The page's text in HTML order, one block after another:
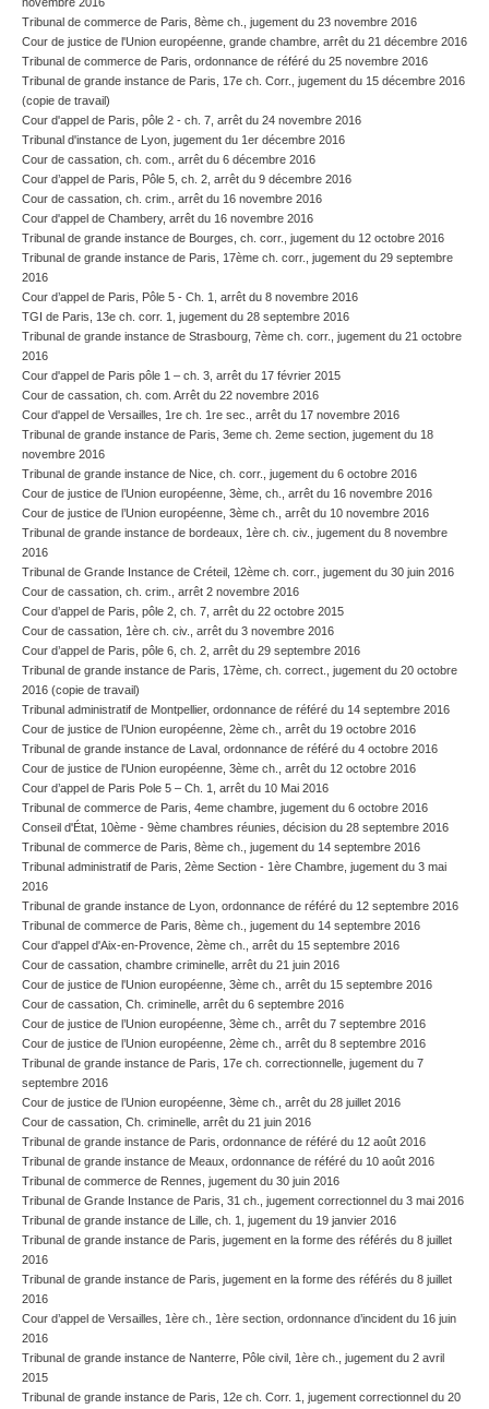
Tribunal de commerce de Paris, 8ème ch., jugement du 23 novembre 2016
Cour de justice de l'Union européenne, grande chambre, arrêt du 21 décembre 2016
Tribunal de commerce de Paris, ordonnance de référé du 25 novembre 2016
Tribunal de grande instance de Paris, 17e ch. Corr., jugement du 15 décembre 2016
(copie de travail)
Cour d'appel de Paris, pôle 2 - ch. 7, arrêt du 24 novembre 2016
Tribunal d'instance de Lyon, jugement du 1er décembre 2016
Cour de cassation, ch. com., arrêt du 6 décembre 2016
Cour d’appel de Paris, Pôle 5, ch. 2, arrêt du 9 décembre 2016
Cour de cassation, ch. crim., arrêt du 16 novembre 2016
Cour d'appel de Chambery, arrêt du 16 novembre 2016
Tribunal de grande instance de Bourges, ch. corr., jugement du 12 octobre 2016
Tribunal de grande instance de Paris, 17ème ch. corr., jugement du 29 septembre
2016
Cour d’appel de Paris, Pôle 5 - Ch. 1, arrêt du 8 novembre 2016
TGI de Paris, 13e ch. corr. 1, jugement du 28 septembre 2016
Tribunal de grande instance de Strasbourg, 7ème ch. corr., jugement du 21 octobre
2016
Cour d'appel de Paris pôle 1 – ch. 3, arrêt du 17 février 2015
Cour de cassation, ch. com. Arrêt du 22 novembre 2016
Cour d'appel de Versailles, 1re ch. 1re sec., arrêt du 17 novembre 2016
Tribunal de grande instance de Paris, 3eme ch. 2eme section, jugement du 18
novembre 2016
Tribunal de grande instance de Nice, ch. corr., jugement du 6 octobre 2016
Cour de justice de l’Union européenne, 3ème, ch., arrêt du 16 novembre 2016
Cour de justice de l’Union européenne, 3ème ch., arrêt du 10 novembre 2016
Tribunal de grande instance de bordeaux, 1ère ch. civ., jugement du 8 novembre
2016
Tribunal de Grande Instance de Créteil, 12ème ch. corr., jugement du 30 juin 2016
Cour de cassation, ch. crim., arrêt 2 novembre 2016
Cour d’appel de Paris, pôle 2, ch. 7, arrêt du 22 octobre 2015
Cour de cassation, 1ère ch. civ., arrêt du 3 novembre 2016
Cour d’appel de Paris, pôle 6, ch. 2, arrêt du 29 septembre 2016
Tribunal de grande instance de Paris, 17ème, ch. correct., jugement du 20 octobre
2016 (copie de travail)
Tribunal administratif de Montpellier, ordonnance de référé du 14 septembre 2016
Cour de justice de l’Union européenne, 2ème ch., arrêt du 19 octobre 2016
Tribunal de grande instance de Laval, ordonnance de référé du 4 octobre 2016
Cour de justice de l'Union européenne, 3ème ch., arrêt du 12 octobre 2016
Cour d’appel de Paris Pole 5 – Ch. 1, arrêt du 10 Mai 2016
Tribunal de commerce de Paris, 4eme chambre, jugement du 6 octobre 2016
Conseil d'État, 10ème - 9ème chambres réunies, décision du 28 septembre 2016
Tribunal de commerce de Paris, 8ème ch., jugement du 14 septembre 2016
Tribunal administratif de Paris, 2ème Section - 1ère Chambre, jugement du 3 mai
2016
Tribunal de grande instance de Lyon, ordonnance de référé du 12 septembre 2016
Tribunal de commerce de Paris, 8ème ch., jugement du 14 septembre 2016
Cour d'appel d'Aix-en-Provence, 2ème ch., arrêt du 15 septembre 2016
Cour de cassation, chambre criminelle, arrêt du 21 juin 2016
Cour de justice de l'Union européenne, 3ème ch., arrêt du 15 septembre 2016
Cour de cassation, Ch. criminelle, arrêt du 6 septembre 2016
Cour de justice de l’Union européenne, 3ème ch., arrêt du 7 septembre 2016
Cour de justice de l’Union européenne, 2ème ch., arrêt du 8 septembre 2016
Tribunal de grande instance de Paris, 17e ch. correctionnelle, jugement du 7
septembre 2016
Cour de justice de l’Union européenne, 3ème ch., arrêt du 28 juillet 2016
Cour de cassation, Ch. criminelle, arrêt du 21 juin 2016
Tribunal de grande instance de Paris, ordonnance de référé du 12 août 2016
Tribunal de grande instance de Meaux, ordonnance de référé du 10 août 2016
Tribunal de commerce de Rennes, jugement du 30 juin 2016
Tribunal de Grande Instance de Paris, 31 ch., jugement correctionnel du 3 mai 2016
Tribunal de grande instance de Lille, ch. 1, jugement du 19 janvier 2016
Tribunal de grande instance de Paris, jugement en la forme des référés du 8 juillet
2016
Tribunal de grande instance de Paris, jugement en la forme des référés du 8 juillet
2016
Cour d’appel de Versailles, 1ère ch., 1ère section, ordonnance d’incident du 16 juin
2016
Tribunal de grande instance de Nanterre, Pôle civil, 1ère ch., jugement du 2 avril
2015
Tribunal de grande instance de Paris, 12e ch. Corr. 1, jugement correctionnel du 20